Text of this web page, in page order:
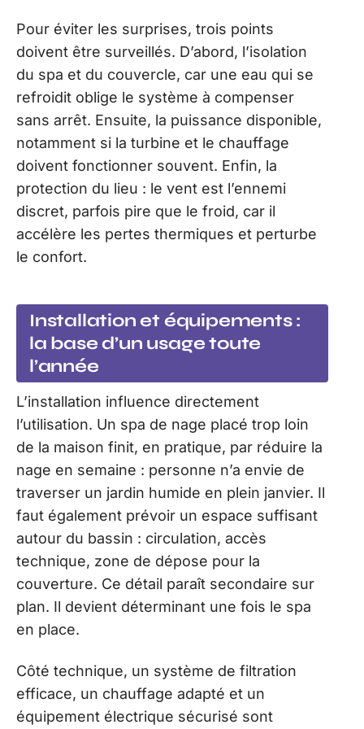
Pour éviter les surprises, trois points
doivent être surveillés. D’abord, l’isolation
du spa et du couvercle, car une eau qui se
refroidit oblige le système à compenser
sans arrêt. Ensuite, la puissance disponible,
notamment si la turbine et le chauffage
doivent fonctionner souvent. Enfin, la
protection du lieu : le vent est l’ennemi
discret, parfois pire que le froid, car il
accélère les pertes thermiques et perturbe
le confort.
Installation et équipements :
la base d’un usage toute
l’année
L’installation influence directement
l’utilisation. Un spa de nage placé trop loin
de la maison finit, en pratique, par réduire la
nage en semaine : personne n’a envie de
traverser un jardin humide en plein janvier. Il
faut également prévoir un espace suffisant
autour du bassin : circulation, accès
technique, zone de dépose pour la
couverture. Ce détail paraît secondaire sur
plan. Il devient déterminant une fois le spa
en place.
Côté technique, un système de filtration
efficace, un chauffage adapté et un
équipement électrique sécurisé sont